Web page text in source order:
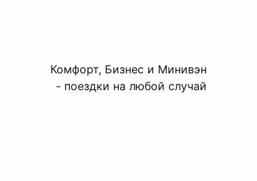
Комфорт, Бизнес и Минивэн
- поездки на любой случай